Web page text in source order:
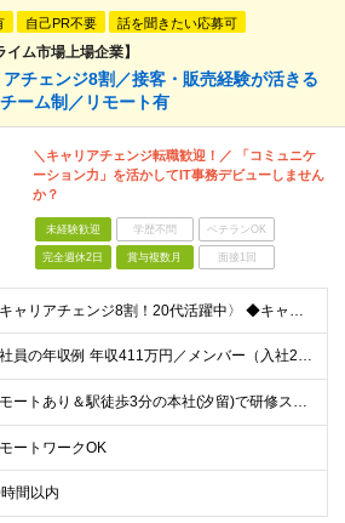
自己PR不要 話を聞きたい応募可
ム市場上場企業】
チェンジ8割／接客・販売経験が活きる
ーム制／リモート有
＼キャリアチェンジ転職歓迎！／ 「コミュニケ
ーション力」を活かしてIT事務デビューしません
か？
未経験歓迎 学歴不問 ベテランOK
完全週休2日 賞与複数月 面接1回
〈キャリアチェンジ8割！20代活躍中〉 ◆キャリアチェンジ転職歓迎 ◆PCスキル不問 ◆専門・短大卒以上 ◎同期入社と一緒に研修が受けられます！ ＼下記のような方に向いています／ ◇今から手に職をつ
◆社員の年収例 年収411万円／メンバー（入社2年目） 年収800万円／マネージャー（入社7年目） -------------------- ◆月給22万7000円～30万円＋賞与年2回＋残業代全額支
リモートあり＆駅徒歩3分の本社(汐留)で研修スタート！ 【システナ東京本社】 東京都港区海岸1-2-20 汐留ビルディング14F・16F ◆リモートワーク・フルリモートのお仕事もあり ◆お住まいの地
ートワークOK
間以内